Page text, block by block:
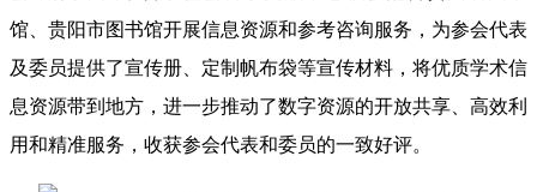
馆、贵阳市图书馆开展信息资源和参考咨询服务，为参会代表
及委员提供了宣传册、定制帆布袋等宣传材料，将优质学术信
息资源带到地方，进一步推动了数字资源的开放共享、高效利
用和精准服务，收获参会代表和委员的一致好评。